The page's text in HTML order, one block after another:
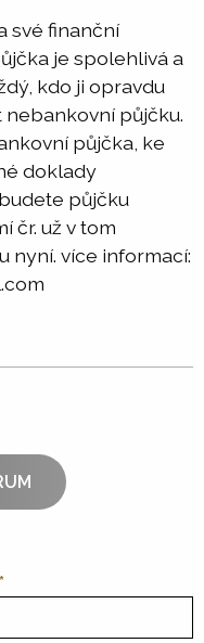
své finanční
je spolehlivá a
kdo ji opravdu
nebankovní půjčku.
půjčka, ke
doklady
půjčku
čr. už v tom
nyní. více informací: